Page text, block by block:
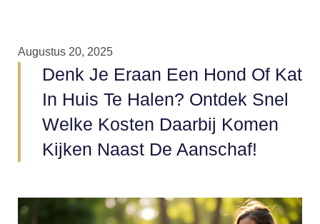
Augustus 20, 2025
Denk Je Eraan Een Hond Of Kat
In Huis Te Halen? Ontdek Snel
Welke Kosten Daarbij Komen
Kijken Naast De Aanschaf!